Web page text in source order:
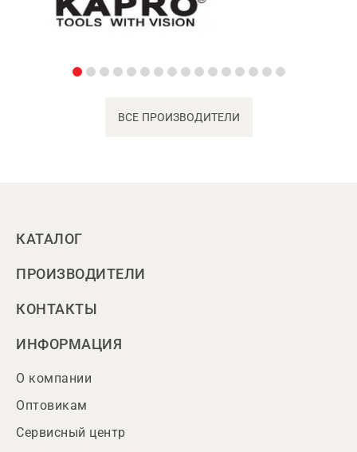
ВСЕ ПРОИЗВОДИТЕЛИ
КАТАЛОГ
ПРОИЗВОДИТЕЛИ
КОНТАКТЫ
ИНФОРМАЦИЯ
О компании
Оптовикам
Сервисный центр